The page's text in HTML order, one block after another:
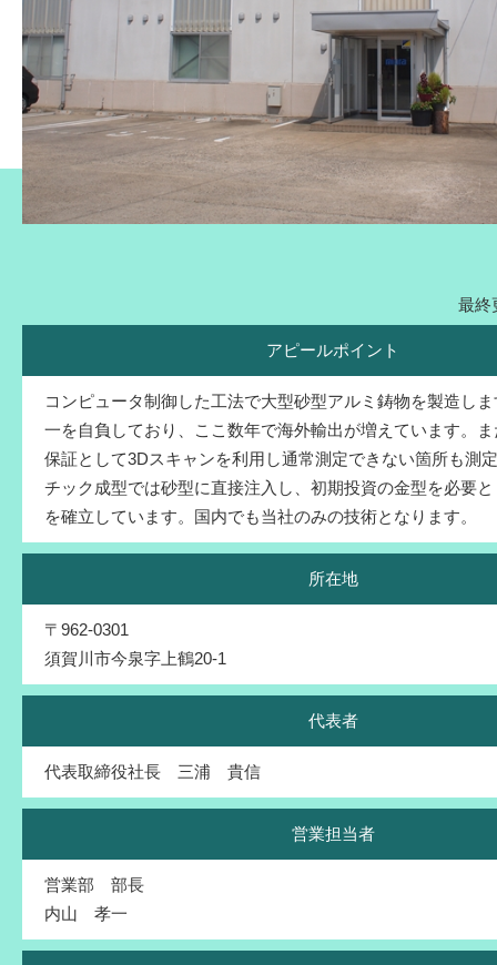
最終
アピールポイント
コンピュータ制御した工法で大型砂型アルミ鋳物を製造し
一を自負しており、ここ数年で海外輸出が増えています。
保証として3Dスキャンを利用し通常測定できない箇所も測
チック成型では砂型に直接注入し、初期投資の金型を必要
を確立しています。国内でも当社のみの技術となります。
所在地
〒962-0301
須賀川市今泉字上鶴20-1
代表者
代表取締役社長 三浦 貴信
営業担当者
営業部 部長
内山 孝一